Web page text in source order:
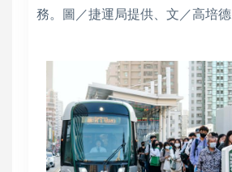
務。圖／捷運局提供、文／高培德